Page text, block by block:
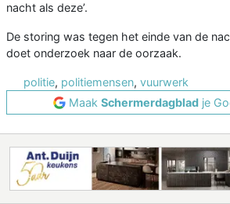
nacht als deze’.
De storing was tegen het einde van de
doet onderzoek naar de oorzaak.
politie, politiemensen, vuurwerk
Maak Schermerdagblad je